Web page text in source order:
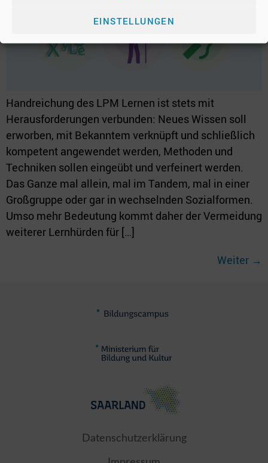
EINSTELLUNGEN
Handreichung des LPM Lernen ist stets mit
Herausforderungen verbunden: Neues Wissen soll
erworben, mit Bekanntem verknüpft und schließlich
kompetent angewendet werden, Methoden und
Techniken sollen eingeübt und verfeinert werden.
Das Ganze mal allein, mal im Tandem, mal in einer
Großgruppe oder gar in wechselnden Sozialformen.
Umso mehr Bedeutung kommt daher der Vermeidung
weiterer Lernhürden für […]
Weiter →
Datenschutzerklärung